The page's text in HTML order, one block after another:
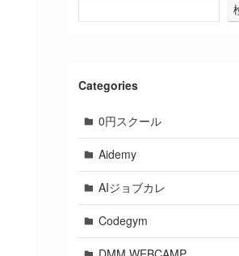
Categories
0円スクール
Aidemy
AIジョブカレ
Codegym